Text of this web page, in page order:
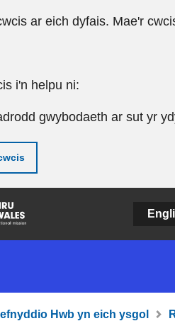
ar eich dyfais. Mae'r
i'n helpu ni:
gwybodaeth ar sut yr
Hwb yn eich ysgol